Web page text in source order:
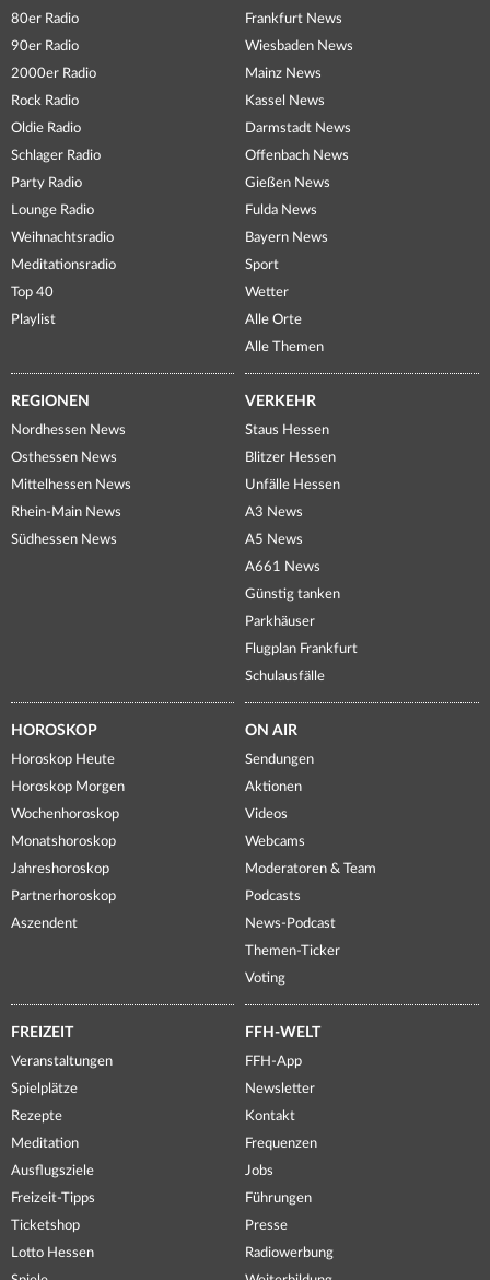
80er Radio
90er Radio
2000er Radio
Rock Radio
Oldie Radio
Schlager Radio
Party Radio
Lounge Radio
Weihnachtsradio
Meditationsradio
Top 40
Playlist
Frankfurt News
Wiesbaden News
Mainz News
Kassel News
Darmstadt News
Offenbach News
Gießen News
Fulda News
Bayern News
Sport
Wetter
Alle Orte
Alle Themen
REGIONEN
Nordhessen News
Osthessen News
Mittelhessen News
Rhein-Main News
Südhessen News
VERKEHR
Staus Hessen
Blitzer Hessen
Unfälle Hessen
A3 News
A5 News
A661 News
Günstig tanken
Parkhäuser
Flugplan Frankfurt
Schulausfälle
HOROSKOP
Horoskop Heute
Horoskop Morgen
Wochenhoroskop
Monatshoroskop
Jahreshoroskop
Partnerhoroskop
Aszendent
ON AIR
Sendungen
Aktionen
Videos
Webcams
Moderatoren & Team
Podcasts
News-Podcast
Themen-Ticker
Voting
FREIZEIT
Veranstaltungen
Spielplätze
Rezepte
Meditation
Ausflugsziele
Freizeit-Tipps
Ticketshop
Lotto Hessen
FFH-WELT
FFH-App
Newsletter
Kontakt
Frequenzen
Jobs
Führungen
Presse
Radiowerbung